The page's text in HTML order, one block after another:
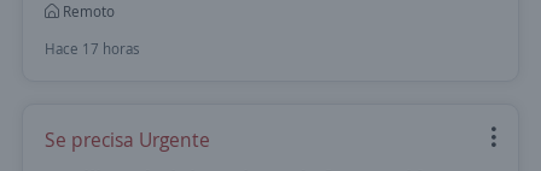
Remoto
Hace 17 horas
Se precisa Urgente